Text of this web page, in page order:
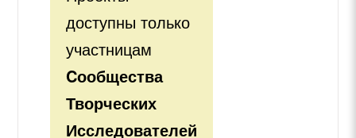
доступны только
участницам
Cообщества
Творческих
Исследователей